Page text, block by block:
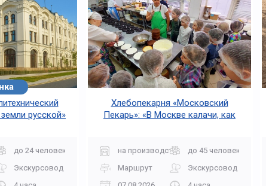
русской»
до 24 человек
Экскурсовод
Хлебопекарня «Московский
Пекарь»: «В Москве калачи, как
на производство
до 45 человек
Маршрут
Экскурсовод